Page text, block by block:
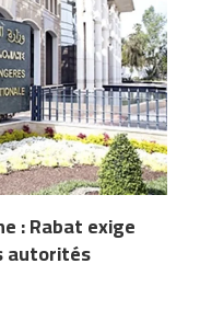
: Rabat exige
autorités